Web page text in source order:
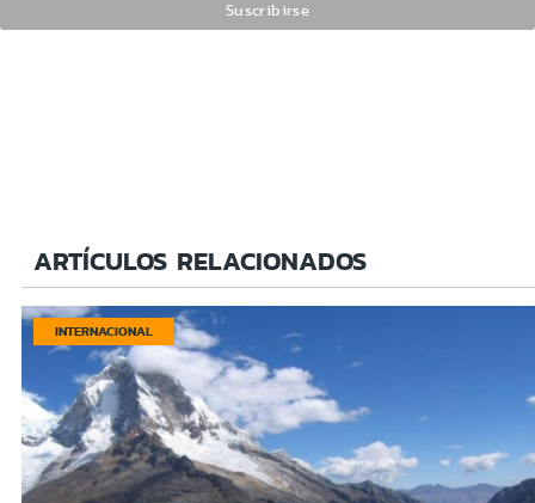
ARTÍCULOS RELACIONADOS
INTERNACIONAL